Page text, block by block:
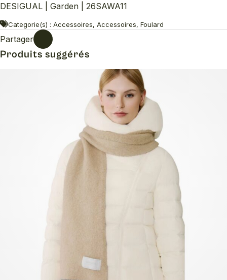
DESIGUAL | Garden | 26SAWA11
Categorie(s) : Accessoires, Accessoires, Foulard
Partager
Produits suggérés